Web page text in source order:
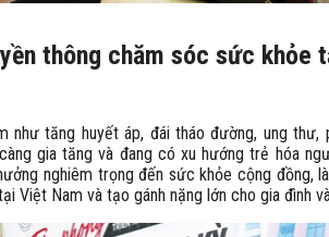
thông chăm sóc sức khỏe
như tăng huyết áp, đái tháo đường, ung thư,
gia tăng và đang có xu hướng trẻ hóa
nghiêm trọng đến sức khỏe cộng đồng,
Việt Nam và tạo gánh nặng lớn cho gia đình